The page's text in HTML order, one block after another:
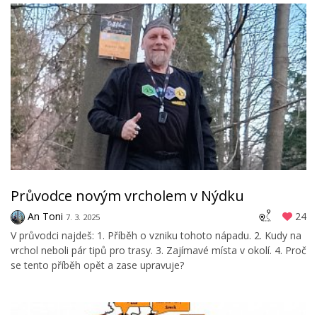
Průvodce novým vrcholem v Nýdku
An Toni 7. 3. 2025
24
V průvodci najdeš: 1. Příběh o vzniku tohoto nápadu. 2. Kudy na
vrchol neboli pár tipů pro trasy. 3. Zajímavé místa v okolí. 4. Proč
se tento příběh opět a zase upravuje?